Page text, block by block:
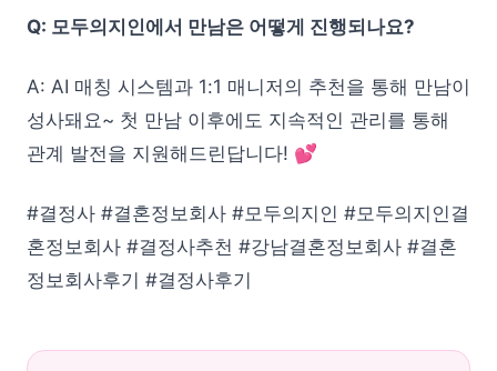
Q: 모두의지인에서 만남은 어떻게 진행되나요?
A: AI 매칭 시스템과 1:1 매니저의 추천을 통해 만남이
성사돼요~ 첫 만남 이후에도 지속적인 관리를 통해
관계 발전을 지원해드린답니다! 💕
#결정사 #결혼정보회사 #모두의지인 #모두의지인결
혼정보회사 #결정사추천 #강남결혼정보회사 #결혼
정보회사후기 #결정사후기